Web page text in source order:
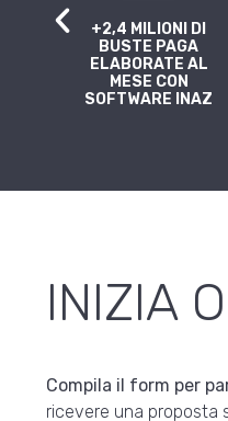
+2,4 MILIONI DI
BUSTE PAGA
ELABORATE AL
MESE CON
SOFTWARE INAZ
INIZIA
Compila il form per
ricevere una proposta